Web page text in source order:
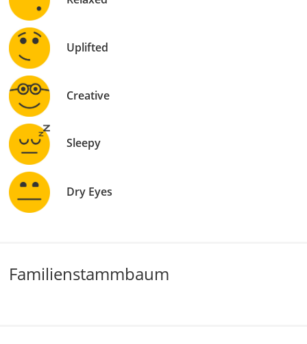
Uplifted
Creative
Sleepy
Dry Eyes
Familienstammbaum